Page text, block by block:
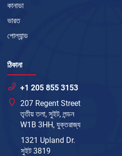
কানাডা
ভারত
পোল্যান্ড
ঠিকানা
+1 205 855 3153
207 Regent Street
তৃতীয় তলা, সুইট, লন্ডন
W1B 3HH, যুক্তরাজ্য
1321 Upland Dr.
সুইট 3819